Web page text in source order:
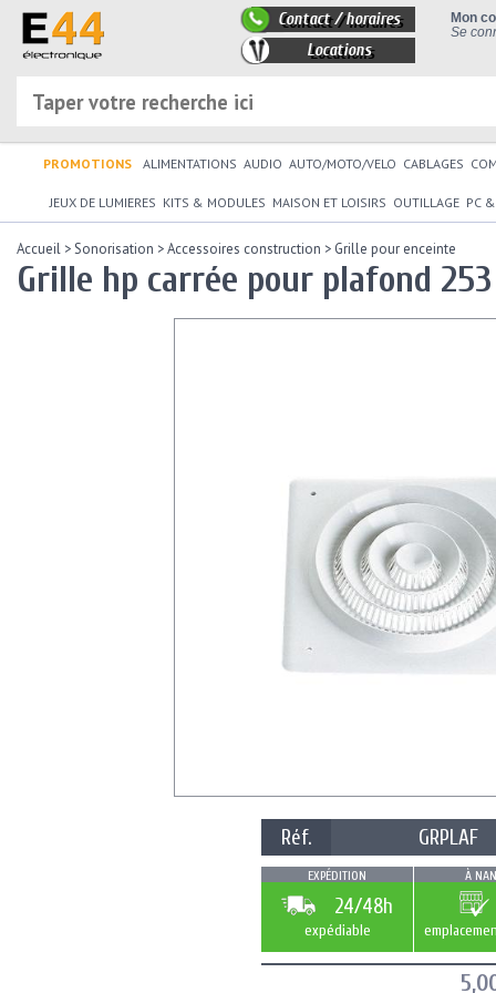
Mon
Se
Contact / horaires
Locations
PROMOTIONS ALIMENTATIONS AUDIO AUTO/MOTO/VELO CABLAGES
JEUX DE LUMIERES KITS & MODULES MAISON ET LOISIRS OUTILLAGE PC
Accueil >Sonorisation >Accessoires construction > Grille pour enceinte
Grille hp carrée pour plafond
Réf. GRPLAF
EXPÉDITION
24/48h
expédiable
À